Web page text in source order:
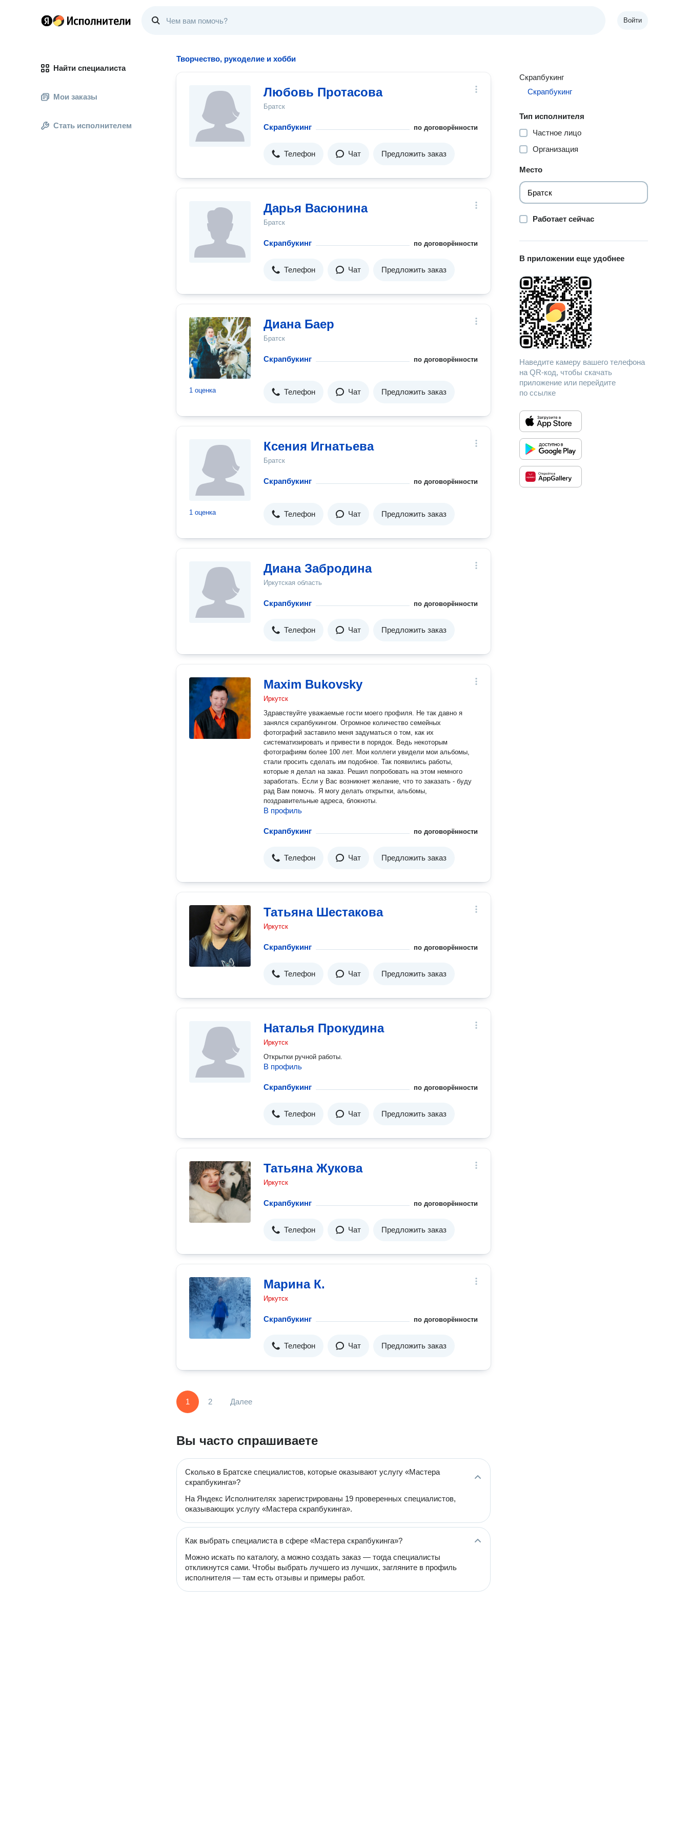
Войти
Найти специалиста
Мои заказы
Стать исполнителем
Творчество, рукоделие и хобби
Любовь Протасова
Братск
Скрапбукинг по договорённости
Телефон Чат Предложить заказ
Дарья Васюнина
Братск
Скрапбукинг по договорённости
Телефон Чат Предложить заказ
1 оценка
Диана Баер
Братск
Скрапбукинг по договорённости
Телефон Чат Предложить заказ
1 оценка
Ксения Игнатьева
Братск
Скрапбукинг по договорённости
Телефон Чат Предложить заказ
Диана Забродина
Иркутская область
Скрапбукинг по договорённости
Телефон Чат Предложить заказ
Maxim Bukovsky
Иркутск
Здравствуйте уважаемые гости моего профиля. Не так давно я
занялся скрапбукингом. Огромное количество семейных
фотографий заставило меня задуматься о том, как их
систематизировать и привести в порядок. Ведь некоторым
фотографиям более 100 лет. Мои коллеги увидели мои альбомы,
стали просить сделать им подобное. Так появились работы,
которые я делал на заказ. Решил попробовать на этом немного
заработать. Если у Вас возникнет желание, что то заказать - буду
рад Вам помочь. Я могу делать открытки, альбомы,
поздравительные адреса, блокноты.
В профиль
Скрапбукинг по договорённости
Телефон Чат Предложить заказ
Татьяна Шестакова
Иркутск
Скрапбукинг по договорённости
Телефон Чат Предложить заказ
Наталья Прокудина
Иркутск
Открытки ручной работы.
В профиль
Скрапбукинг по договорённости
Телефон Чат Предложить заказ
Татьяна Жукова
Иркутск
Скрапбукинг по договорённости
Телефон Чат Предложить заказ
Марина К.
Иркутск
Скрапбукинг по договорённости
Телефон Чат Предложить заказ
1 2 Далее
Вы часто спрашиваете
Сколько в Братске специалистов, которые оказывают услугу «Мастера
скрапбукинга»?
На Яндекс Исполнителях зарегистрированы 19 проверенных специалистов,
оказывающих услугу «Мастера скрапбукинга».
Как выбрать специалиста в сфере «Мастера скрапбукинга»?
Можно искать по каталогу, а можно создать заказ — тогда специалисты
откликнутся сами. Чтобы выбрать лучшего из лучших, загляните в профиль
исполнителя — там есть отзывы и примеры работ.
Скрапбукинг
Скрапбукинг
Тип исполнителя
Частное лицо
Организация
Место
Работает сейчас
В приложении еще удобнее
Наведите камеру вашего телефона
на QR-код, чтобы скачать
приложение или перейдите
по ссылке